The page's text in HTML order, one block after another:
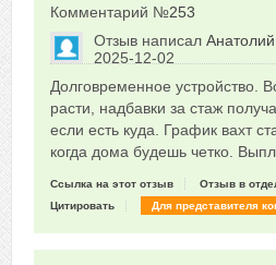
Комментарий №253
Отзыв написал Анатолий
2025-12-02
0
Долговременное устройство.
расти, надбавки за стаж
если есть куда. График вахт
когда дома будешь четко.
Ссылка на этот отзыв
Отзыв в
Цитировать
Для представителя